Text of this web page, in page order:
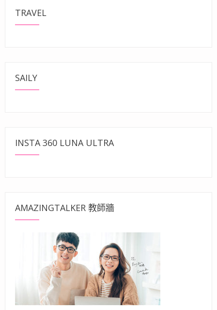
TRAVEL
SAILY
INSTA 360 LUNA ULTRA
AMAZINGTALKER 教師牆